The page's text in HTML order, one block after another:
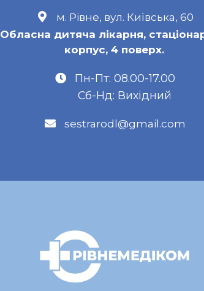
м. Рівне, вул. Київська, 60
Обласна дитяча лікарня,
корпус, 4 поверх.
Пн-Пт: 08.00-17.00
Сб-Нд: Вихідний
sestrarodl@gmail.com